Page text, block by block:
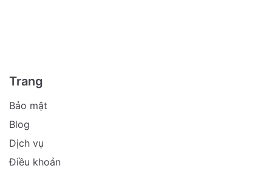
Trang
Bảo mật
Blog
Dịch vụ
Điều khoản